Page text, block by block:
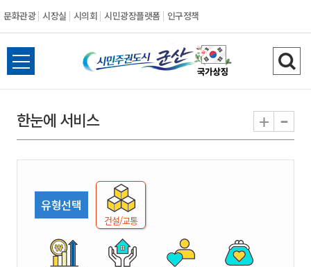
문화관광 시장실 시의회 시민광장플랫폼 인구정책
시
민
권
도
시
전
체
뉴
열
검
색
기
한눈에 서비스 + -
유형선택
건설/교통